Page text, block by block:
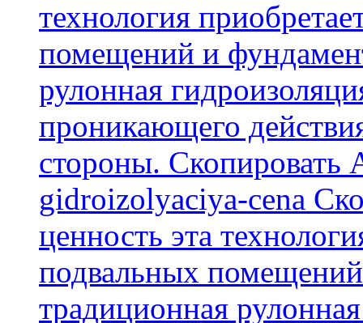
технология
помещений и
рулонная
проникающего
стороны. Скопировать
gidroizolyaciya-cena
ценность эта
подвальных
традиционная